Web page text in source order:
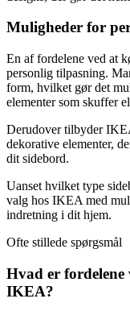
Muligheder for
En af fordelene ved at
personlig tilpasning.
form, hvilket gør det
elementer som skuffer
Derudover tilbyder
dekorative elementer,
dit sidebord.
Uanset hvilket type
valg hos IKEA med
indretning i dit hjem.
Ofte stillede spørgsmål
Hvad er
IKEA?